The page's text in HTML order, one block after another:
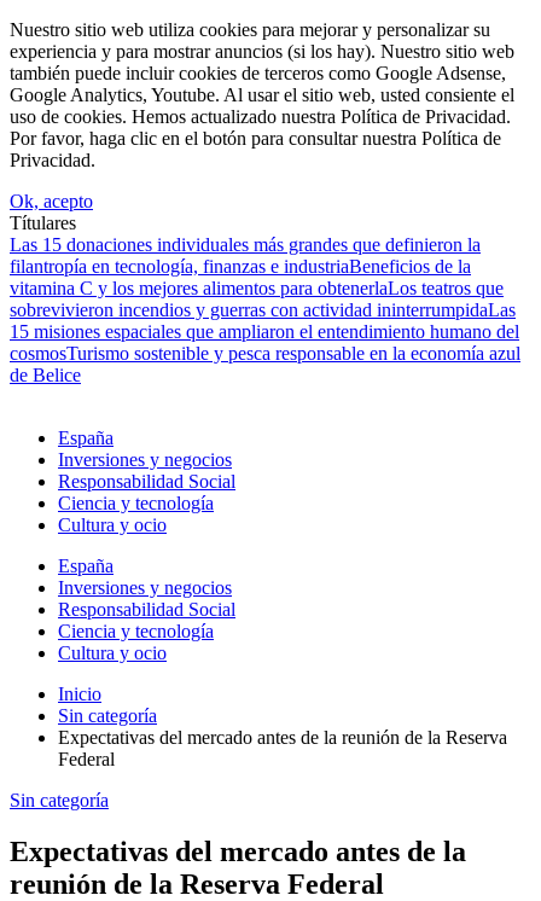
Nuestro sitio web utiliza cookies para mejorar y personalizar su
experiencia y para mostrar anuncios (si los hay). Nuestro sitio web
también puede incluir cookies de terceros como Google Adsense,
Google Analytics, Youtube. Al usar el sitio web, usted consiente el
uso de cookies. Hemos actualizado nuestra Política de Privacidad.
Por favor, haga clic en el botón para consultar nuestra Política de
Privacidad.
Ok, acepto
Títulares
Las 15 donaciones individuales más grandes que definieron la
filantropía en tecnología, finanzas e industriaBeneficios de la
vitamina C y los mejores alimentos para obtenerlaLos teatros que
sobrevivieron incendios y guerras con actividad ininterrumpidaLas
15 misiones espaciales que ampliaron el entendimiento humano del
cosmosTurismo sostenible y pesca responsable en la economía azul
de Belice
España
Inversiones y negocios
Responsabilidad Social
Ciencia y tecnología
Cultura y ocio
España
Inversiones y negocios
Responsabilidad Social
Ciencia y tecnología
Cultura y ocio
Inicio
Sin categoría
Expectativas del mercado antes de la reunión de la Reserva
Federal
Sin categoría
Expectativas del mercado antes de la
reunión de la Reserva Federal